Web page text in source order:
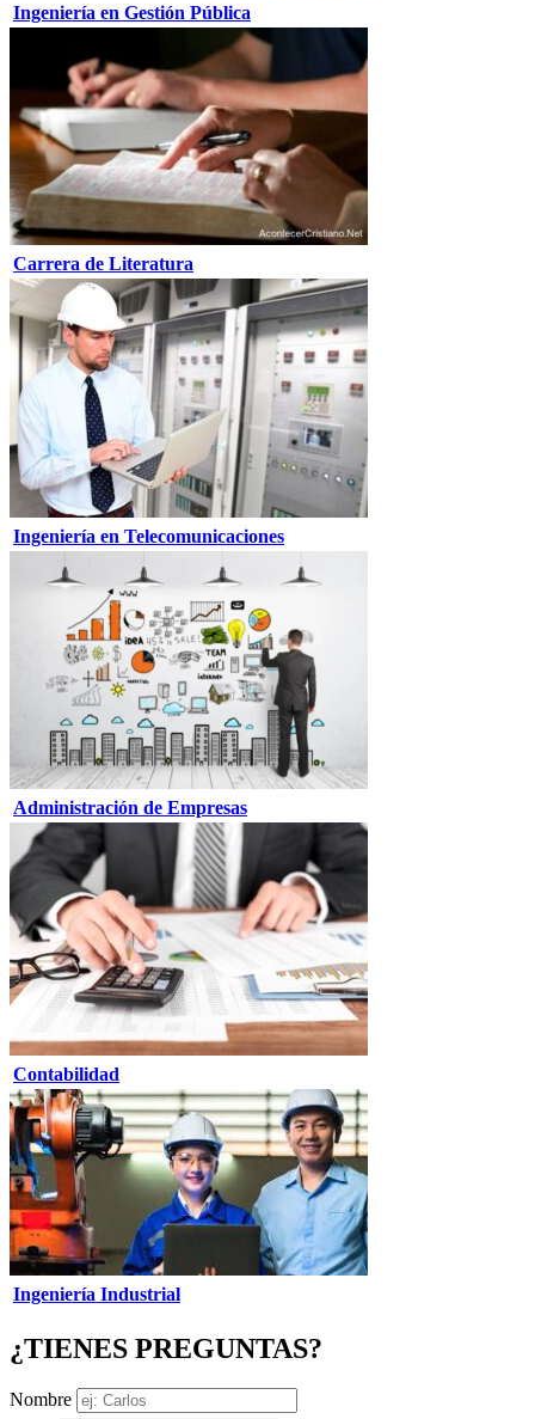
Ingeniería en Gestión Pública
Carrera de Literatura
Ingeniería en Telecomunicaciones
Administración de Empresas
Contabilidad
Ingeniería Industrial
¿TIENES PREGUNTAS?
Nombre